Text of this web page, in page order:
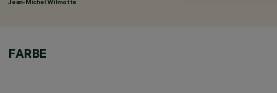
Jean-Michel Wilmotte
FARBE